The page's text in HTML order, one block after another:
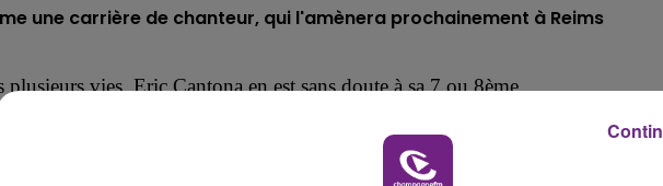
une carrière de chanteur, qui l'amènera prochainement à Reims
vies, Eric Cantona en est sans doute à sa 7 ou 8ème.
sous le maillot de Manchester United, Canto s’est
, souvent avec
théâtre, cinéma, peinture, poésie ou encore photographie.